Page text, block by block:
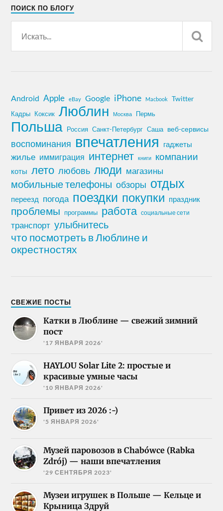
ПОИСК ПО БЛОГУ
Android Apple eBay Google iPhone Macbook Twitter
Кадры Коксик Люблин Москва Пермь
Польша Россия Санкт-Петербург Саша веб-сервисы
воспоминания впечатления гаджеты
жилье иммиграция интернет книги компании
коты лето любовь люди магазины
мобильные телефоны обзоры отдых
переезд погода поездки покупки праздник
проблемы программы работа социальные сети
транспорт улыбнитесь
что посмотреть в Люблине и
окрестностях
СВЕЖИЕ ПОСТЫ
Катки в Люблине — свежий зимний
пост
'17 ЯНВАРЯ 2026'
HAYLOU Solar Lite 2: простые и
красивые умные часы
'10 ЯНВАРЯ 2026'
Привет из 2026 :-)
'5 ЯНВАРЯ 2026'
Музей паровозов в Chabówce (Rabka
Zdrój) — наши впечатления
'29 СЕНТЯБРЯ 2023'
Музеи игрушек в Польше — Кельце и
Крыница Здруй